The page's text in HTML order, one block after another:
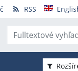
RSS